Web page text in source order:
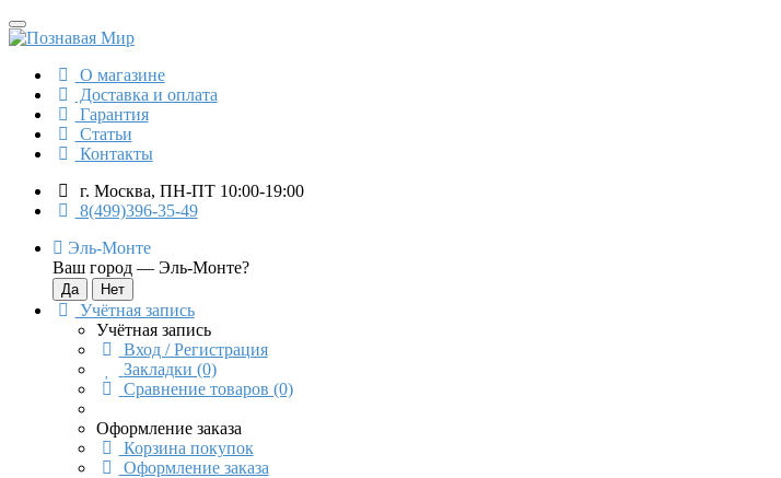
О магазине
Доставка и оплата
Гарантия
Статьи
Контакты
г. Москва, ПН-ПТ 10:00-19:00
8(499)396-35-49
Эль-Монте
Ваш город — Эль-Монте?
Учётная запись
Учётная запись
Вход / Регистрация
Закладки (0)
Сравнение товаров (0)
Оформление заказа
Корзина покупок
Оформление заказа